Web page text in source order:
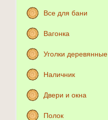
Все для бани
Вагонка
Уголки деревянные
Наличник
Двери и окна
Полок